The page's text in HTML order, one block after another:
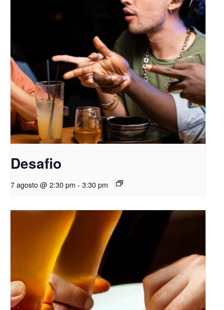
Desafio
7 agosto @ 2:30 pm - 3:30 pm